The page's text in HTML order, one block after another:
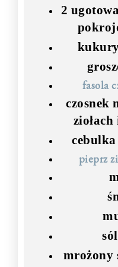
2
fasola
czosnek
pieprz
mrożony